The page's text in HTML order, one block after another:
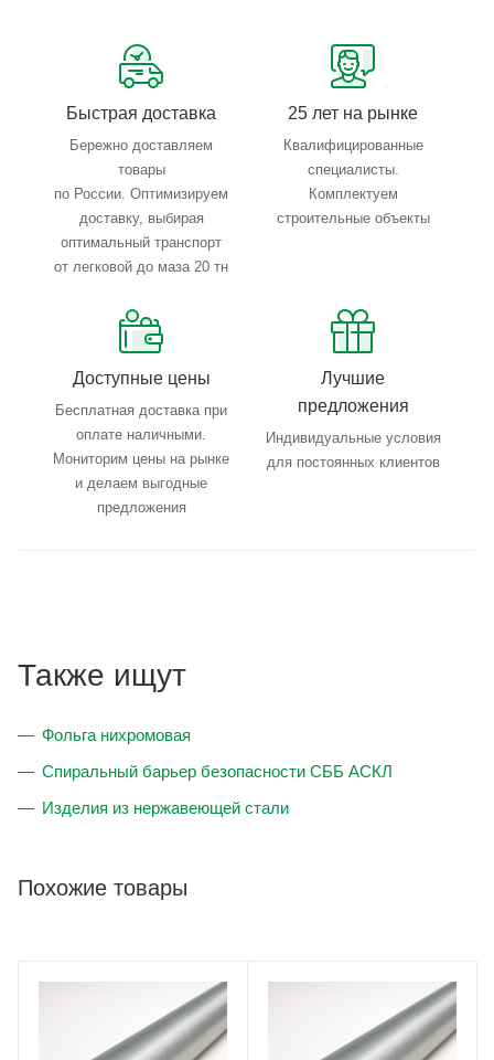
Тройной весовой контроль: въезд, погрузка, выезд
Быстрая доставка
Бережно доставляем
товары
по России. Оптимизируем
доставку, выбирая
оптимальный транспорт
от легковой до маза 20 тн
25 лет на рынке
Квалифицированные
специалисты.
Комплектуем
строительные объекты
Доступные цены
Бесплатная доставка при
оплате наличными.
Мониторим цены на рынке
и делаем выгодные
предложения
Лучшие
предложения
Индивидуальные условия
для постоянных клиентов
Также ищут
Фольга нихромовая
Спиральный барьер безопасности СББ АСКЛ
Изделия из нержавеющей стали
Похожие товары